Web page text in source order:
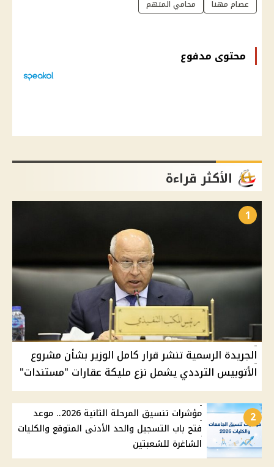
عصام مهنا
محامي المتهم
محتوى مدفوع
الأكثر قراءة
1
الجريدة الرسمية تنشر قرار كامل الوزير بشأن مشروع
الأتوبيس الترددي يشمل نزع مليكة عقارات "مستندات"
2
مؤشرات تنسيق المرحلة الثانية 2026.. موعد
فتح باب التسجيل والحد الأدنى المتوقع والكليات
الشاغرة للشعبتين